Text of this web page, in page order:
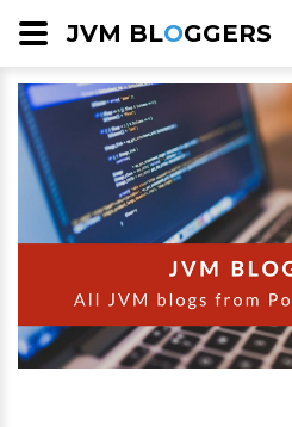
JVM BLOGGERS